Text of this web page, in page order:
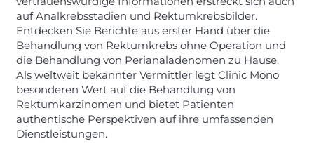
auf Analkrebsstadien und Rektumkrebsbilder.
Entdecken Sie Berichte aus erster Hand über die
Behandlung von Rektumkrebs ohne Operation und
die Behandlung von Perianaladenomen zu Hause.
Als weltweit bekannter Vermittler legt Clinic Mono
besonderen Wert auf die Behandlung von
Rektumkarzinomen und bietet Patienten
authentische Perspektiven auf ihre umfassenden
Dienstleistungen.